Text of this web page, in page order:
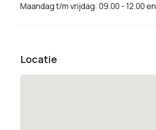
Maandag t/m vrijdag: 09.00 - 12.00 en
Locatie